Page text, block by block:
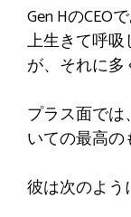
Gen HのCEO
上生きて呼吸
が、それに多
プラス面で
いての最高の
彼は次のよう